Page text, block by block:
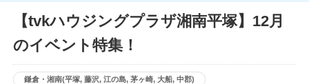
【tvkハウジングプラザ湘南平塚】12月
のイベント特集！
鎌倉・湘南(平塚, 藤沢, 江の島, 茅ヶ崎, 大船, 中郡)